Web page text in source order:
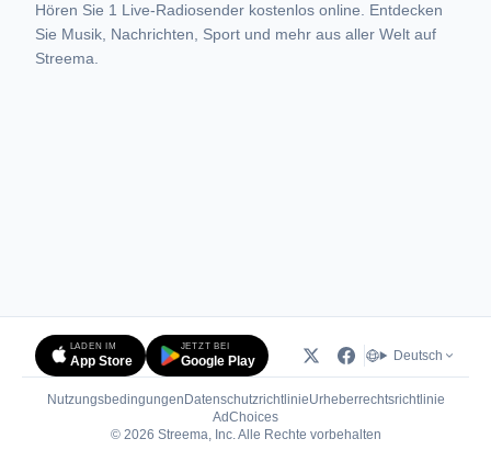
Hören Sie 1 Live-Radiosender kostenlos online. Entdecken
Sie Musik, Nachrichten, Sport und mehr aus aller Welt auf
Streema.
LADEN IM
App Store
JETZT BEI
Google Play Deutsch
Nutzungsbedingungen DatenschutzrichtlinieUrheberrechtsrichtlinie
AdChoices(öffnet in neuem Tab)
© 2026 Streema, Inc. Alle Rechte vorbehalten